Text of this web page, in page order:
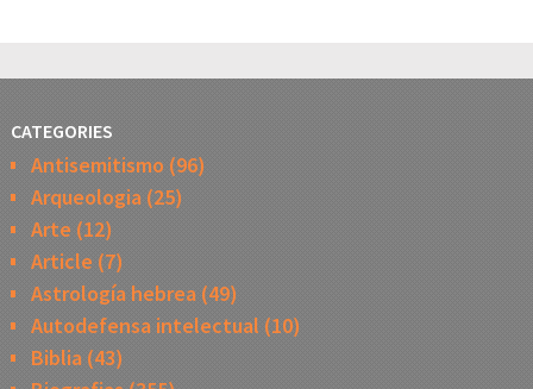
CATEGORIES
Antisemitismo (96)
Arqueologia(25)
Arte (12)
Article (7)
Astrología hebrea(49)
Autodefensa intelectual (10)
Biblia(43)